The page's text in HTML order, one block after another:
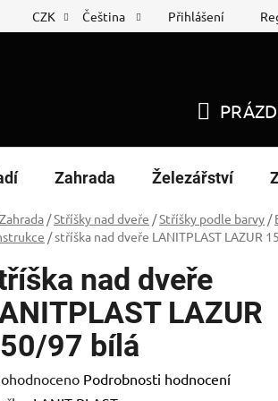
list Nákup na splátky
CZK Čeština Přihlášení
KOŠÍK
Zahrada Železářství
Zahrada /Stříšky nad dveře /Stříšky podle barvy /
/stříška nad dveře LANITPLAST LAZUR
nad dveře
LAZUR
97 bílá
Podrobnosti hodnocení